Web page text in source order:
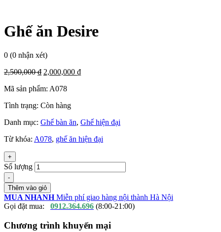
Ghế ăn Desire
0 (0 nhận xét)
2,500,000₫ 2,000,000 ₫
Mã sản phẩm: A078
Tình trạng: Còn hàng
Danh mục: Ghế bàn ăn, Ghế hiện đại
Từ khóa: A078, ghế ăn hiện đại
+
Số lượng
-
Thêm vào giỏ
MUA NHANH Miễn phí giao hàng nội thành Hà Nội
Gọi đặt mua: 0912.364.696 (8:00-21:00)
Chương trình khuyến mại